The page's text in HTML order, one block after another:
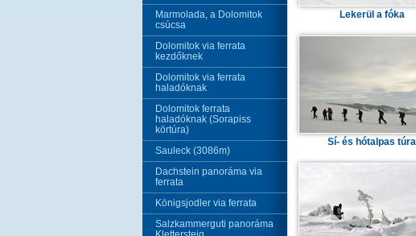
Marmolada, a Dolomitok
csúcsa
Dolomitok via ferrata
kezdőknek
Dolomitok via ferrata
haladóknak
Dolomitok ferrata
haladóknak (Sorapiss
körtúra)
Sauleck (3086m)
Dachstein panoráma via
ferrata
Königsjodler via ferrata
Salzkammerguti panoráma
Lekerül a fóka
Sí- és hótalpas túra